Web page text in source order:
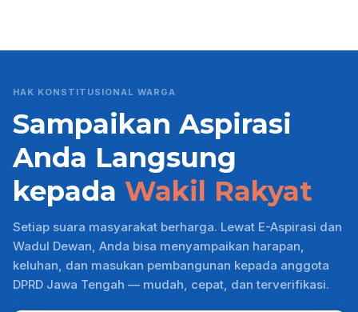
HAK KONSTITUSIONAL WARGA
Sampaikan Aspirasi
Anda Langsung
kepada Wakil Rakyat
Setiap suara masyarakat berharga. Lewat E-Aspirasi dan
Wadul Dewan, Anda bisa menyampaikan harapan,
keluhan, dan masukan pembangunan kepada anggota
DPRD Jawa Tengah — mudah, cepat, dan terverifikasi.